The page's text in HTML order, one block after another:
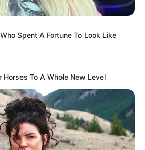
Spent A Fortune To Look Like
Horses To A Whole New Level